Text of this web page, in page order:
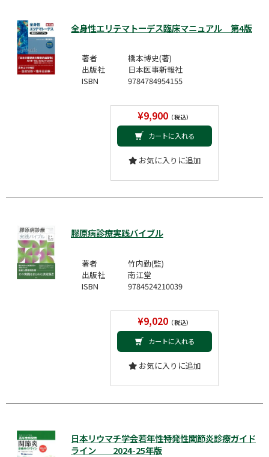
全身性エリテマトーデス臨床マニュアル 第4版
著者
橋本博史(著)
出版社
日本医事新報社
ISBN
9784784954155
¥9,900（税込）
カートに入れる
お気に入りに追加
膠原病診療実践バイブル
著者
竹内勤(監)
出版社
南江堂
ISBN
9784524210039
¥9,020（税込）
カートに入れる
お気に入りに追加
日本リウマチ学会若年性特発性関節炎診療ガイド
ライン 2024-25年版